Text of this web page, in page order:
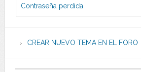
Contraseña perdida
CREAR NUEVO TEMA EN EL FORO